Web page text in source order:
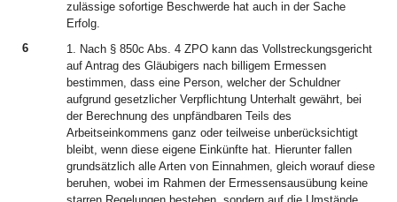
zulässige sofortige Beschwerde hat auch in der Sache
Erfolg.
6
1. Nach § 850c Abs. 4 ZPO kann das Vollstreckungsgericht
auf Antrag des Gläubigers nach billigem Ermessen
bestimmen, dass eine Person, welcher der Schuldner
aufgrund gesetzlicher Verpflichtung Unterhalt gewährt, bei
der Berechnung des unpfändbaren Teils des
Arbeitseinkommens ganz oder teilweise unberücksichtigt
bleibt, wenn diese eigene Einkünfte hat. Hierunter fallen
grundsätzlich alle Arten von Einnahmen, gleich worauf diese
beruhen, wobei im Rahmen der Ermessensausübung keine